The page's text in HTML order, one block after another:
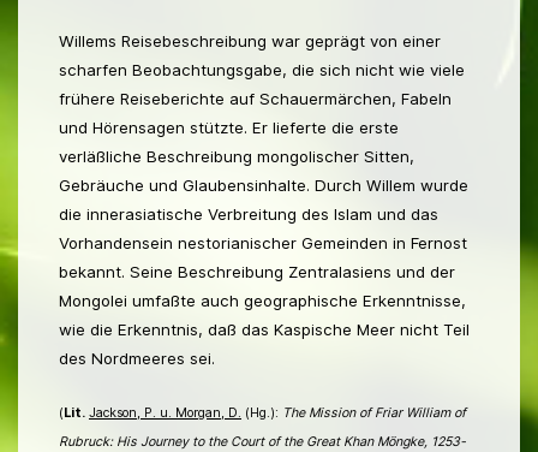
Willems Reisebeschreibung war geprägt von einer
scharfen Beobachtungsgabe, die sich nicht wie viele
frühere Reiseberichte auf Schauermärchen, Fabeln
und Hörensagen stützte. Er lieferte die erste
verläßliche Beschreibung mongolischer Sitten,
Gebräuche und Glaubensinhalte. Durch Willem wurde
die innerasiatische Verbreitung des Islam und das
Vorhandensein nestorianischer Gemeinden in Fernost
bekannt. Seine Beschreibung Zentralasiens und der
Mongolei umfaßte auch geographische Erkenntnisse,
wie die Erkenntnis, daß das Kaspische Meer nicht Teil
des Nordmeeres sei.
( Lit. Jackson, P. u. Morgan, D. (Hg.): The Mission of Friar William of
Rubruck: His Journey to the Court of the Great Khan Möngke, 1253-